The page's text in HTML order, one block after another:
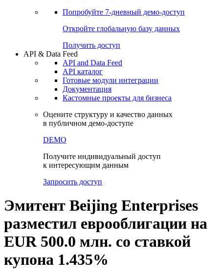
Попробуйте 7-дневный демо-доступ
Откройте глобальную базу данных
Получить доступ
API & Data Feed
API and Data Feed
API каталог
Готовые модули интеграции
Документация
Кастомные проекты для бизнеса
Оцените структуру и качество данных
в публичном демо-доступе
DEMO
Получите индивидуальный доступ
к интересующим данным
Запросить доступ
Эмитент Beijing Enterprises
разместил еврооблигации на
EUR 500.0 млн. со ставкой
купона 1.435%